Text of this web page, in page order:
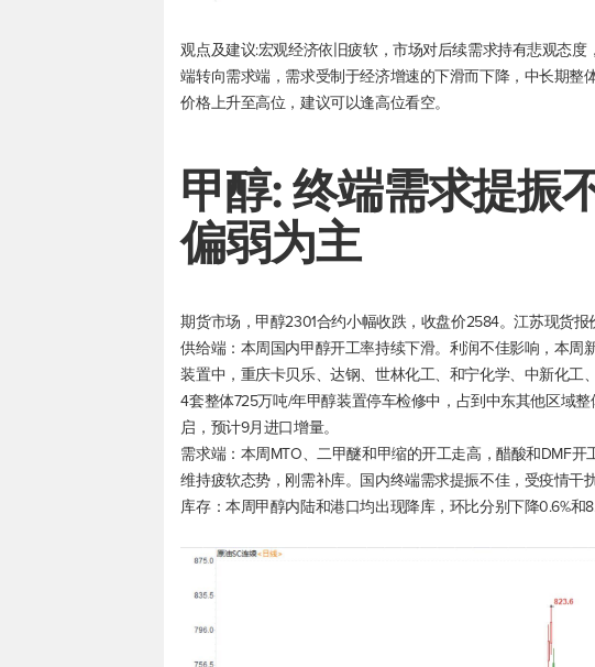
观点及建议:宏观经济依旧疲软，市场对后续需求持有悲观态
端转向需求端，需求受制于经济增速的下滑而下降，中长期整
价格上升至高位，建议可以逢高位看空。
甲醇: 终端需求提振
偏弱为主
期货市场，甲醇2301合约小幅收跌，收盘价2584。江苏现货报
供给端：本周国内甲醇开工率持续下滑。利润不佳影响，本周
装置中，重庆卡贝乐、达钢、世林化工、和宁化学、中新化工
4套整体725万吨/年甲醇装置停车检修中，占到中东其他区域
启，预计9月进口增量。
需求端：本周MTO、二甲醚和甲缩的开工走高，醋酸和DMF
维持疲软态势，刚需补库。国内终端需求提振不佳，受疫情干
库存：本周甲醇内陆和港口均出现降库，环比分别下降0.6%和